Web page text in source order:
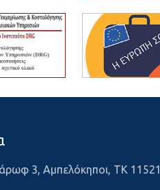
3, Αμπελόκηποι, ΤΚ 11521